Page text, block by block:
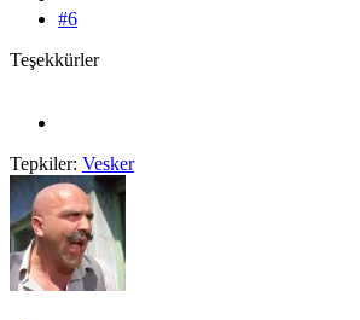
#6
Teşekkürler
Tepkiler: Vesker